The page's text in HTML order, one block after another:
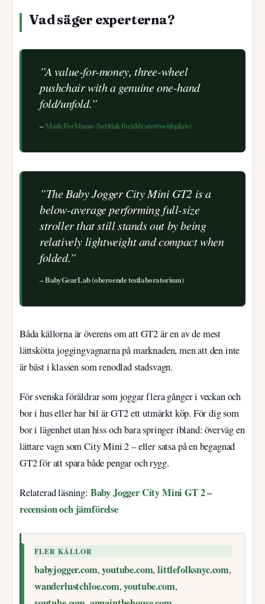
Vad säger experterna?
”A value-for-money, three-wheel
pushchair with a genuine one-hand
fold/unfold.”
–MadeForMums (brittisk föräldratestwebbplats)
”The Baby Jogger City Mini GT2 is a
below-average performing full-size
stroller that still stands out by being
relatively lightweight and compact when
folded.”
– BabyGearLab (oberoende testlaboratorium)
Båda källorna är överens om att GT2 är en av de mest
lättskötta joggingvagnarna på marknaden, men att den inte
är bäst i klassen som renodlad stadsvagn.
För svenska föräldrar som joggar flera gånger i veckan och
bor i hus eller har bil är GT2 ett utmärkt köp. För dig som
bor i lägenhet utan hiss och bara springer ibland: överväg en
lättare vagn som City Mini 2 – eller satsa på en begagnad
GT2 för att spara både pengar och rygg.
Relaterad läsning: Baby Jogger City Mini GT 2 –
recension och jämförelse
FLER KÄLLOR
babyjogger.com,youtube.com,littlefolksnyc.com,
wanderlustchloe.com,youtube.com,